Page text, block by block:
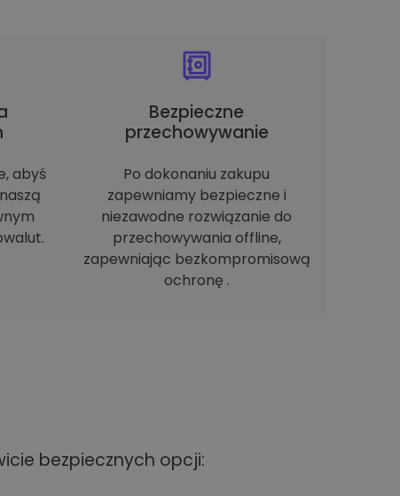
abyś
Bezpieczne
przechowywanie
Po dokonaniu zakupu
zapewniamy bezpieczne i
niezawodne rozwiązanie do
przechowywania offline,
zapewniając bezkompromisową
ochronę .
bezpiecznych opcji: